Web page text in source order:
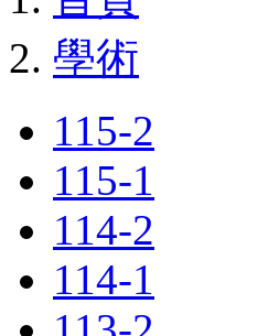
學術
115-2
115-1
114-2
114-1